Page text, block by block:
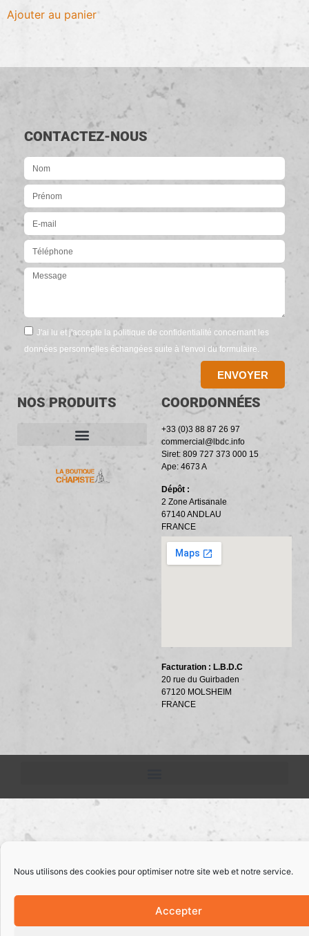
Nous utilisons des cookies pour optimiser notre site web et notre service.
Accepter
Ajouter au panier
CONTACTEZ-NOUS
J'ai lu et j'accepte la politique de confidentialité concernant les
données personnelles échangées suite à l'envoi du formulaire.
ENVOYER
NOS PRODUITS COORDONNÉES
+33 (0)3 88 87 26 97
commercial@lbdc.info
Siret: 809 727 373 000 15
Ape: 4673 A
Dépôt :
2 Zone Artisanale
67140 ANDLAU
FRANCE
Facturation : L.B.D.C
20 rue du Guirbaden
67120 MOLSHEIM
FRANCE